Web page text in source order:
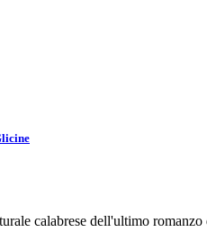
calabrese dell'ultimo